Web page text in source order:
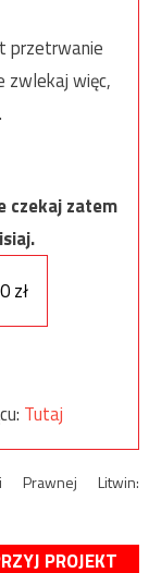
przetrwanie
zwlekaj więc,
czekaj zatem
zł
Tutaj
Prawnej Litwin:
PROJEKT